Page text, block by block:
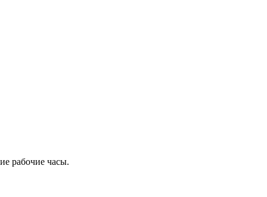
рабочие часы.